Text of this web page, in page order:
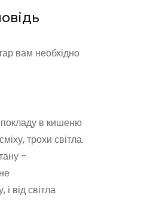
вам необхідно
в кишеню
трохи світла.
–
і від світла